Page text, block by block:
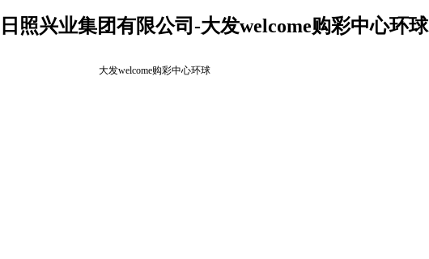
日照兴业集团有限公司-大发welcome购彩中心环球
大发welcome购彩中心环球